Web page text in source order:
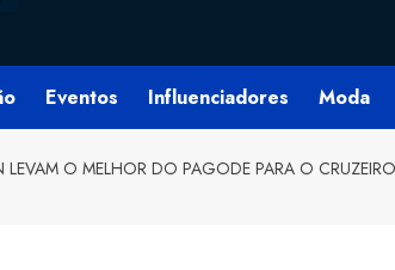
Eventos Influenciadores Moda
O MELHOR DO PAGODE PARA O